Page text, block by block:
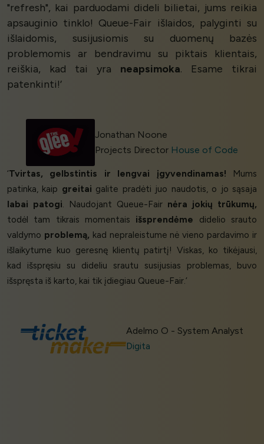
"refresh", kai parduodami dideli bilietai, jums reikia
apsauginio tinklo! Queue-Fair išlaidos, palyginti su
išlaidomis, susijusiomis su duomenų bazės
problemomis ar bendravimu su piktais klientais,
reiškia, kad tai yra neapsimoka. Esame tikrai
patenkinti!’
Jonathan Noone
Projects Director House of Code
‘Tvirtas, gelbstintis ir lengvai įgyvendinamas! Mums
patinka, kaip greitai galite pradėti juo naudotis, o jo sąsaja
labai patogi . Naudojant Queue-Fair nėra jokių trūkumų,
todėl tam tikrais momentais išsprendėme didelio srauto
valdymo problemą, kad nepraleistume nė vieno pardavimo ir
išlaikytume kuo geresnę klientų patirtį! Viskas, ko tikėjausi,
kad išspręsiu su dideliu srautu susijusias problemas, buvo
išspręsta iš karto, kai tik įdiegiau Queue-Fair.’
Adelmo O - System Analyst
Digita